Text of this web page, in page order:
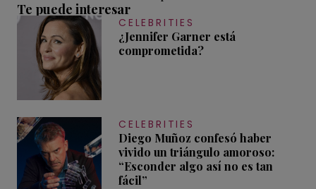
Te puede interesar
CELEBRITIES
¿Jennifer Garner está
comprometida?
CELEBRITIES
Diego Muñoz confesó haber
vivido un triángulo amoroso:
“Esconder algo así no es tan
fácil”